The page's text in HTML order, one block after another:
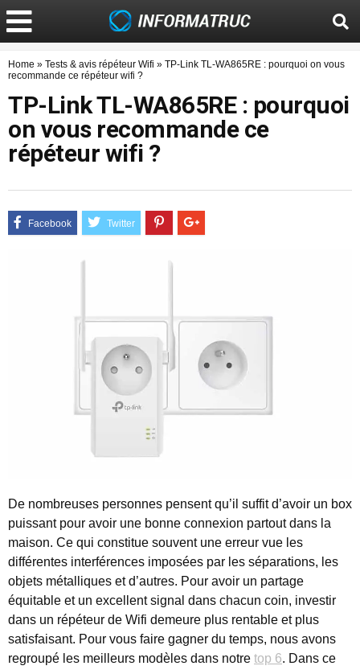
Home » Tests & avis répéteur Wifi » TP-Link TL-WA865RE : pourquoi on vous
recommande ce répéteur wifi ?
TP-Link TL-WA865RE : pourquoi
on vous recommande ce
répéteur wifi ?
De nombreuses personnes pensent qu’il suffit d’avoir un box
puissant pour avoir une bonne connexion partout dans la
maison. Ce qui constitue souvent une erreur vue les
différentes interférences imposées par les séparations, les
objets métalliques et d’autres. Pour avoir un partage
équitable et un excellent signal dans chacun coin, investir
dans un répéteur de Wifi demeure plus rentable et plus
satisfaisant. Pour vous faire gagner du temps, nous avons
regroupé les meilleurs modèles dans notre top 6. Dans ce